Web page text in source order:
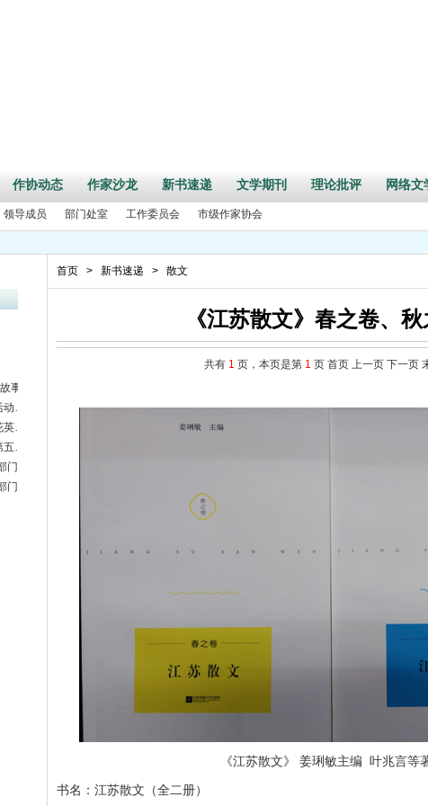
作协动态 作家沙龙 新书速递 文学期刊 理论批评 网络文
领导成员 部门处室 工作委员会 市级作家协会
首页 > 新书速递 > 散文
《江苏散文》春之卷、
共有 1 页，本页是第 1 页 首页 上一页 下一页
《江苏散文》 姜琍敏主编 叶兆言等
书名：江苏散文（全二册）